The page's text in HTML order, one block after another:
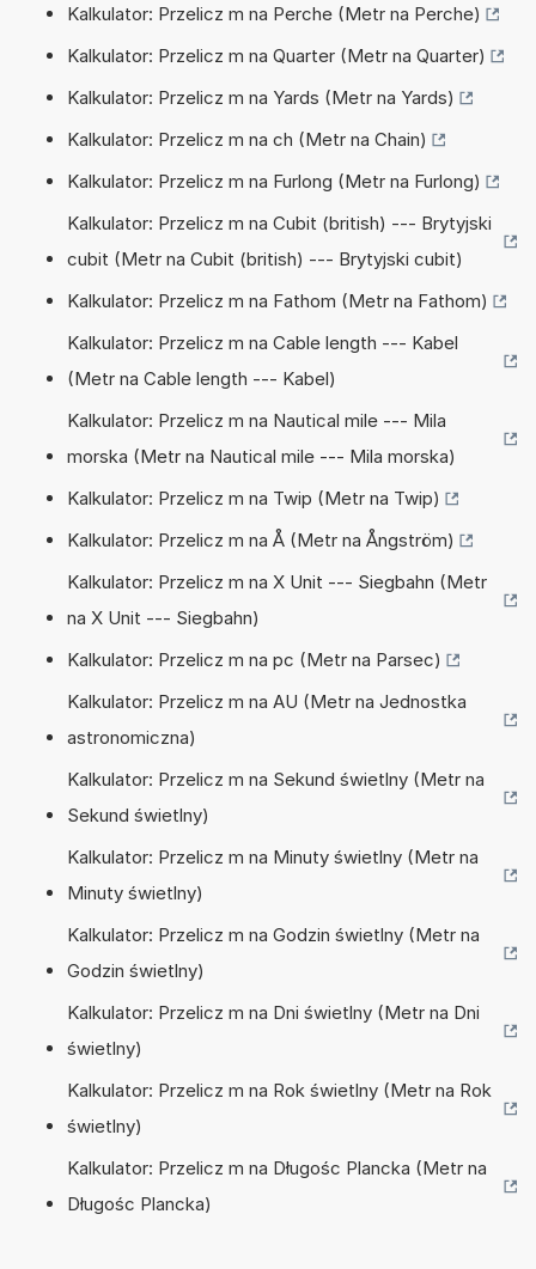
Kalkulator: Przelicz m na Perche (Metr na Perche)
Kalkulator: Przelicz m na Quarter (Metr na Quarter)
Kalkulator: Przelicz m na Yards (Metr na Yards)
Kalkulator: Przelicz m na ch (Metr na Chain)
Kalkulator: Przelicz m na Furlong (Metr na Furlong)
Kalkulator: Przelicz m na Cubit (british) --- Brytyjski
cubit (Metr na Cubit (british) --- Brytyjski cubit)
Kalkulator: Przelicz m na Fathom (Metr na Fathom)
Kalkulator: Przelicz m na Cable length --- Kabel
(Metr na Cable length --- Kabel)
Kalkulator: Przelicz m na Nautical mile --- Mila
morska (Metr na Nautical mile --- Mila morska)
Kalkulator: Przelicz m na Twip (Metr na Twip)
Kalkulator: Przelicz m na Å (Metr na Ångström)
Kalkulator: Przelicz m na X Unit --- Siegbahn (Metr
na X Unit --- Siegbahn)
Kalkulator: Przelicz m na pc (Metr na Parsec)
Kalkulator: Przelicz m na AU (Metr na Jednostka
astronomiczna)
Kalkulator: Przelicz m na Sekund świetlny (Metr na
Sekund świetlny)
Kalkulator: Przelicz m na Minuty świetlny (Metr na
Minuty świetlny)
Kalkulator: Przelicz m na Godzin świetlny (Metr na
Godzin świetlny)
Kalkulator: Przelicz m na Dni świetlny (Metr na Dni
świetlny)
Kalkulator: Przelicz m na Rok świetlny (Metr na Rok
świetlny)
Kalkulator: Przelicz m na Długośc Plancka (Metr na
Długośc Plancka)